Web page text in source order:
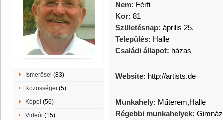
Ismerősei (83)
Közösségei (5)
Képei (56)
Videói (15)
Nem: Férfi
Kor: 81
Születésnap: április 25.
Település: Halle
Családi állapot: házas
Website: http://artists.de
Munkahely: Műterem,Halle
Régebbi munkahelyek: